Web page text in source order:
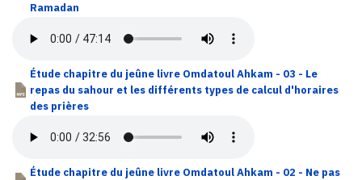
Ramadan
Étude chapitre du jeûne livre Omdatoul Ahkam - 03 - Le
repas du sahour et les différents types de calcul d'horaires
des prières
Étude chapitre du jeûne livre Omdatoul Ahkam - 02 - Ne pas